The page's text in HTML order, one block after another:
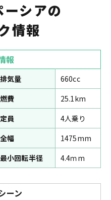
ーシアの
情報
報
排気量
660cc
燃費
25.1km
定員
4人乗り
全幅
1475mm
最小回転半径 4.4ｍm
ーン